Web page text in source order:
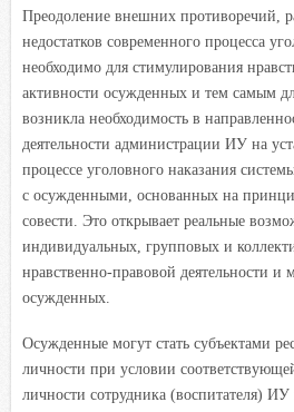
Преодоление внешних противоречий,
недостатков современного процесса
необходимо для стимулирования
активности осужденных и тем самым
возникла необходимость в
деятельности администрации ИУ на
процессе уголовного наказания
с осужденными, основанных на
совести. Это открывает реальные
индивидуальных, групповых и
нравственно-правовой деятельности
осужденных.
Осужденные могут стать субъектами
личности при условии
личности сотрудника (воспитателя)